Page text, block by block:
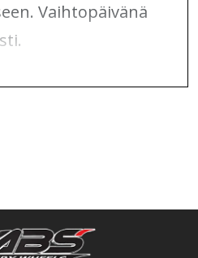
Vaihtopäivänä